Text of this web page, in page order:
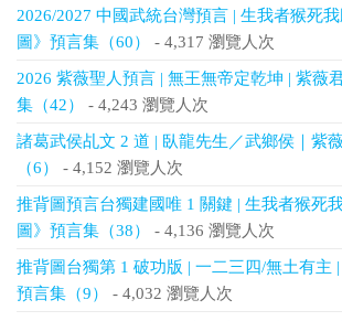
2026/2027 中國武統台灣預言 | 生我者猴死
圖》預言集（60）
- 4,317 瀏覽人次
2026 紫薇聖人預言 | 無王無帝定乾坤 | 紫薇
集（42）
- 4,243 瀏覽人次
諸葛武侯乩文 2 道 | 臥龍先生／武鄉侯｜紫
（6）
- 4,152 瀏覽人次
推背圖預言台獨建國唯 1 關鍵 | 生我者猴死
圖》預言集（38）
- 4,136 瀏覽人次
推背圖台獨第 1 破功版 | 一二三四/無土有主 |
預言集（9）
- 4,032 瀏覽人次